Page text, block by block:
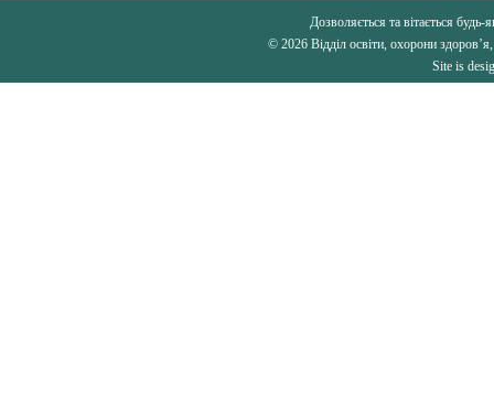
Дозволяється та вітається будь-
© 2026 Відділ освіти, охорони
Site is